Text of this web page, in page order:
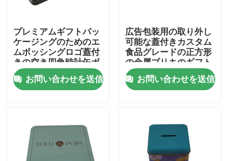
品質管理
連絡 ください
引金 を 求め て ください
ビスケットの缶
キャンデーの缶
プレミアムギフトパッ
ケージングのためのエ
ムボッシングロゴ蓋付
きの空き四角時計缶ボ
ックス ISO SMETA
お問い合わせを送信
広告包装用の取り外し
可能な蓋付きカスタム
食品グレードの正方形
の金属ブリキのギフト
ボックス
お問い合わせを送信